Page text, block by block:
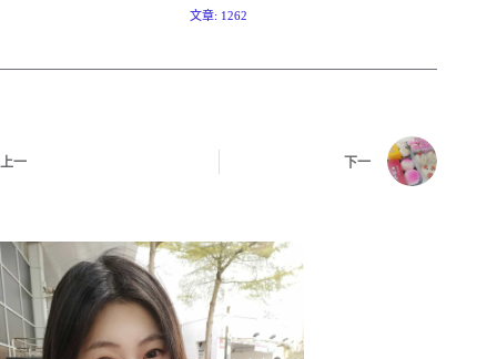
文章: 1262
上一 下一